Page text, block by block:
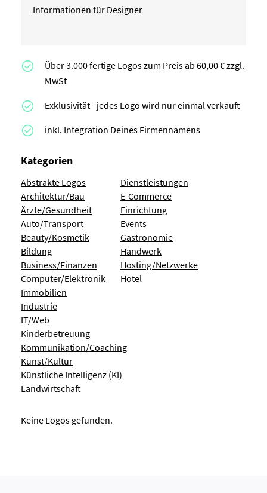
Informationen für Designer
Über 3.000 fertige Logos zum Preis ab 60,00 € zzgl.
MwSt
Exklusivität - jedes Logo wird nur einmal verkauft
inkl. Integration Deines Firmennamens
Kategorien
Abstrakte Logos
Architektur/Bau
Ärzte/Gesundheit
Auto/Transport
Beauty/Kosmetik
Bildung
Business/Finanzen
Computer/Elektronik
Dienstleistungen
E-Commerce
Einrichtung
Events
Gastronomie
Handwerk
Hosting/Netzwerke
Hotel
Immobilien
Industrie
IT/Web
Kinderbetreuung
Kommunikation/Coaching
Kunst/Kultur
Künstliche Intelligenz (KI)
Landwirtschaft
Keine Logos gefunden.